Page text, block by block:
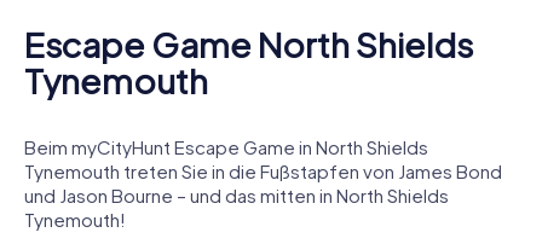
Escape Game North Shields
Tynemouth
Beim myCityHunt Escape Game in North Shields
Tynemouth treten Sie in die Fußstapfen von James Bond
und Jason Bourne – und das mitten in North Shields
Tynemouth!